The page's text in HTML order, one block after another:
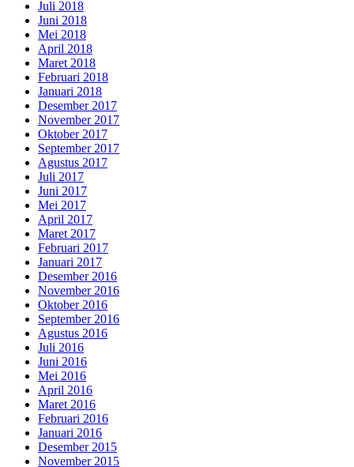
Juli 2018
Juni 2018
Mei 2018
April 2018
Maret 2018
Februari 2018
Januari 2018
Desember 2017
November 2017
Oktober 2017
September 2017
Agustus 2017
Juli 2017
Juni 2017
Mei 2017
April 2017
Maret 2017
Februari 2017
Januari 2017
Desember 2016
November 2016
Oktober 2016
September 2016
Agustus 2016
Juli 2016
Juni 2016
Mei 2016
April 2016
Maret 2016
Februari 2016
Januari 2016
Desember 2015
November 2015